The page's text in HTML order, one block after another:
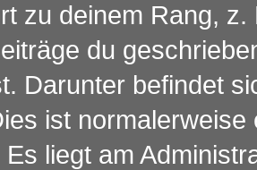
zu deinem Rang,
du
Darunter befindet
ist
liegt am